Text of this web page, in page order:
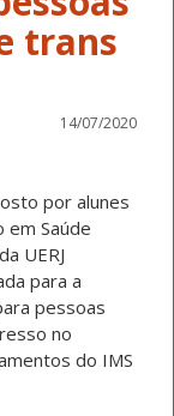
trans
14/07/2020
por alunes
em Saúde
UERJ
para a
pessoas
no
do IMS